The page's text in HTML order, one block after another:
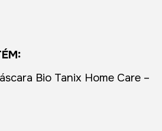
Bio Tanix Home Care –